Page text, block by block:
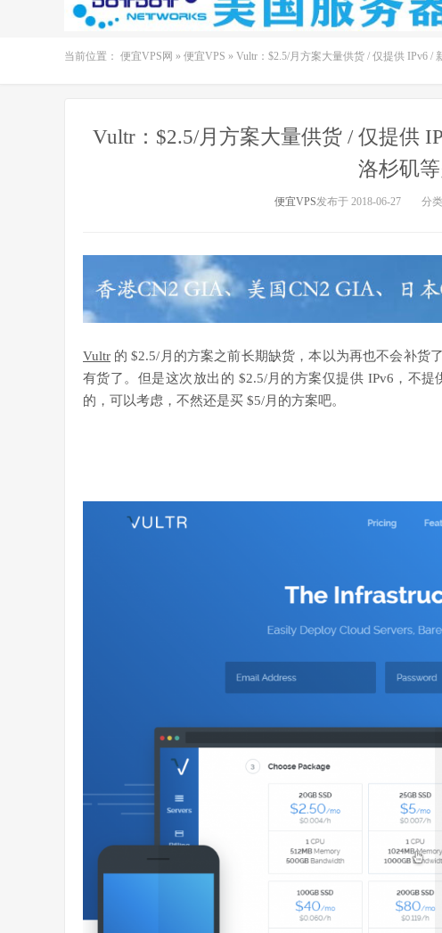
当前位置： 便宜VPS网 » 便宜VPS » Vultr：$2.5/月方案大量供货 / 仅提供 IPv6 /
Vultr：$2.5/月方案大量供货 / 仅提供
洛杉矶
便宜VPS发布于 2018-06-27 分类
Vultr 的 $2.5/月的方案之前长期缺货，本以为再也不会补货
有货了。但是这次放出的 $2.5/月的方案仅提供 IPv6，不提
的，可以考虑，不然还是买 $5/月的方案吧。